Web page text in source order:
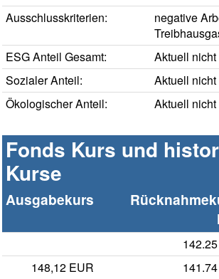
Ausschlusskriterien:
negative
ESG Anteil Gesamt:
Aktuell
Sozialer Anteil:
Aktuell
Ökologischer Anteil:
Aktuell
Fonds Kurs und
Kurse
Ausgabekurs
148,12 EUR